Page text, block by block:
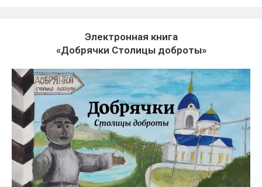
Электронная книга
«Добрячки Столицы доброты»